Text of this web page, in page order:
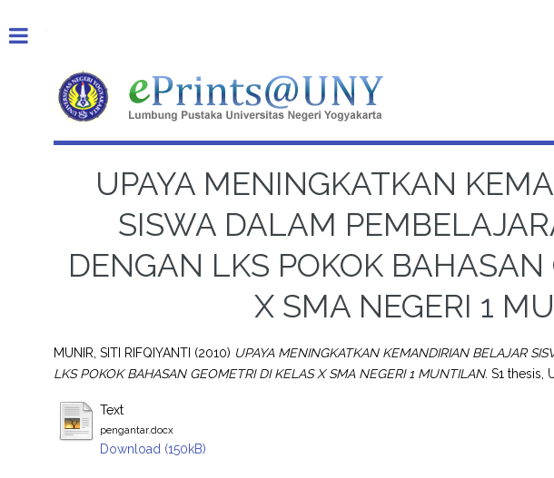
UPAYA MENINGKATKAN
SISWA DALAM
DENGAN LKS POKOK
X SMA NEGERI 1
MUNIR, SITI RIFQIYANTI (2010) UPAYA MENINGKATKAN KEMANDIRIAN BELAJAR
LKS POKOK BAHASAN GEOMETRI DI KELAS X SMA NEGERI 1 MUNTILAN. S1 thesis,
Text
pengantar.docx
Download (150kB)